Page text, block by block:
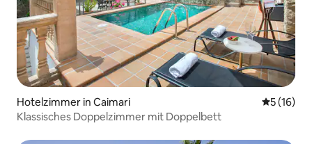
Hotelzimmer in Caimari
5 (16)
Klassisches Doppelzimmer mit Doppelbett